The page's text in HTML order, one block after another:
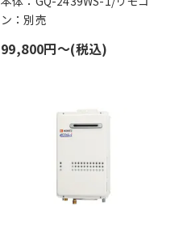
ン：別売
99,800円〜(税込)